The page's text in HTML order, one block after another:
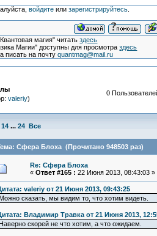
войдитеили зарегистрируйтесь.
магия" читатьздесь
Магии" доступны для просмотраздесь
писать на почтуquantmag@mail.ru
valeriy)
0
14 ... 24 Все
Сфера Блоха (Прочитано 948503 раз)
Re: Сфера Блоха
« Ответ #165 : 22 Июня 2013, 08:43:03 »
valeriy от 21 Июня 2013, 09:43:25
Можно сказать, мы видим то, что хотим видеть.
Владимир Травка от 21 Июня 2013,
Наверно скорей не что хотим, а что ожидаем.